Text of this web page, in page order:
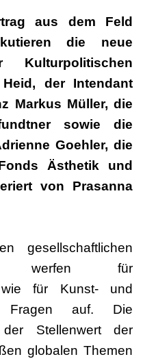
aus dem Feld
die neue
Kulturpolitischen
der Intendant
Markus Müller, die
sowie die
Goehler, die
Ästhetik und
von Prasanna
gesellschaftlichen
werfen für
wie für Kunst- und
Fragen auf. Die
der Stellenwert der
globalen Themen